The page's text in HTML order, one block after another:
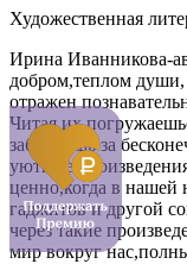
Художественная
Ирина Иванникова-
добром,теплом души,
отражен
Читая
забываешь за
уютные
ценно,когда в нашей
гаджитов и другой
через такие
мир вокруг